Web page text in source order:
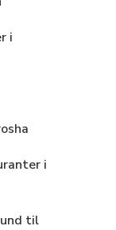
i
i
til